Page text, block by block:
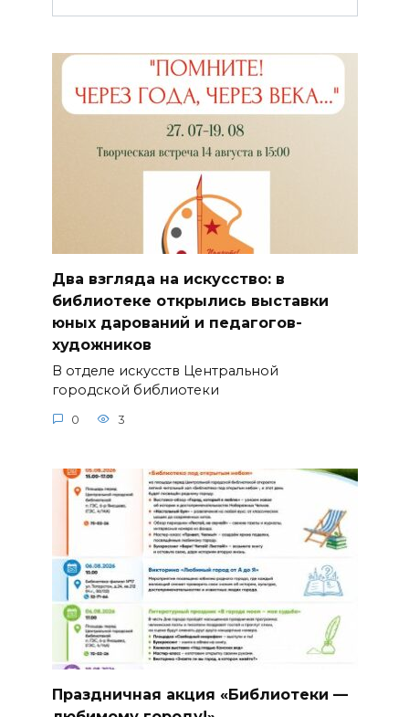
Два взгляда на искусство: в
библиотеке открылись выставки
юных дарований и педагогов-
художников
В отделе искусств Центральной
городской библиотеки
0 3
Праздничная акция «Библиотеки —